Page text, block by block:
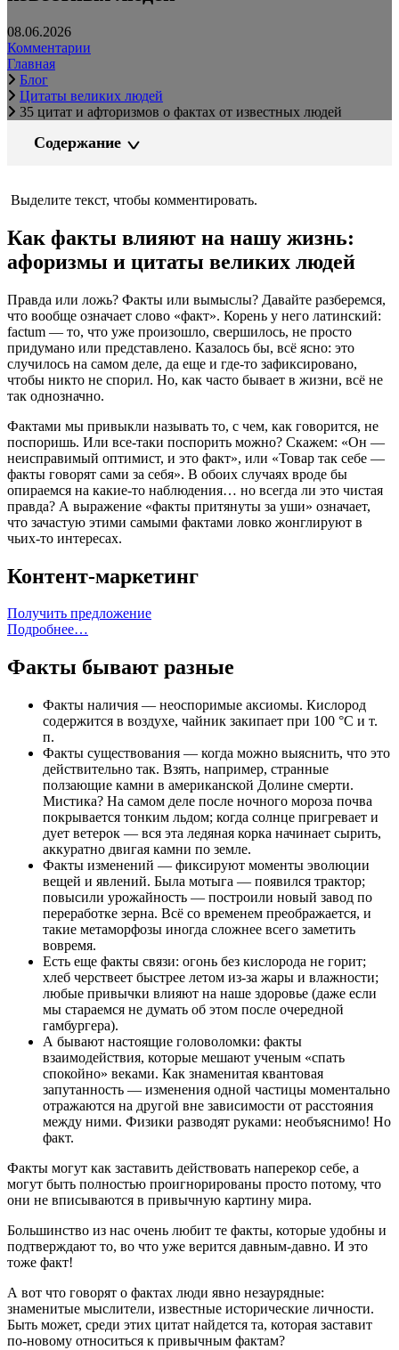
08.06.2026
Комментарии
Главная
Блог
Цитаты великих людей
35 цитат и афторизмов о фактах от известных людей
Содержание
Выделите текст, чтобы комментировать.
Как факты влияют на нашу жизнь:
афоризмы и цитаты великих людей
Правда или ложь? Факты или вымыслы? Давайте разберемся,
что вообще означает слово «факт». Корень у него латинский:
factum — то, что уже произошло, свершилось, не просто
придумано или представлено. Казалось бы, всё ясно: это
случилось на самом деле, да еще и где-то зафиксировано,
чтобы никто не спорил. Но, как часто бывает в жизни, всё не
так однозначно.
Фактами мы привыкли называть то, с чем, как говорится, не
поспоришь. Или все-таки поспорить можно? Скажем: «Он —
неисправимый оптимист, и это факт», или «Товар так себе —
факты говорят сами за себя». В обоих случаях вроде бы
опираемся на какие-то наблюдения… но всегда ли это чистая
правда? А выражение «факты притянуты за уши» означает,
что зачастую этими самыми фактами ловко жонглируют в
чьих-то интересах.
Контент-маркетинг
Получить предложение
Подробнее…
Факты бывают разные
Факты наличия — неоспоримые аксиомы. Кислород
содержится в воздухе, чайник закипает при 100 °C и т.
п.
Факты существования — когда можно выяснить, что это
действительно так. Взять, например, странные
ползающие камни в американской Долине смерти.
Мистика? На самом деле после ночного мороза почва
покрывается тонким льдом; когда солнце пригревает и
дует ветерок — вся эта ледяная корка начинает сырить,
аккуратно двигая камни по земле.
Факты изменений — фиксируют моменты эволюции
вещей и явлений. Была мотыга — появился трактор;
повысили урожайность — построили новый завод по
переработке зерна. Всё со временем преображается, и
такие метаморфозы иногда сложнее всего заметить
вовремя.
Есть еще факты связи: огонь без кислорода не горит;
хлеб черствеет быстрее летом из-за жары и влажности;
любые привычки влияют на наше здоровье (даже если
мы стараемся не думать об этом после очередной
гамбургера).
А бывают настоящие головоломки: факты
взаимодействия, которые мешают ученым «спать
спокойно» веками. Как знаменитая квантовая
запутанность — изменения одной частицы моментально
отражаются на другой вне зависимости от расстояния
между ними. Физики разводят руками: необъяснимо! Но
факт.
Факты могут как заставить действовать наперекор себе, а
могут быть полностью проигнорированы просто потому, что
они не вписываются в привычную картину мира.
Большинство из нас очень любит те факты, которые удобны и
подтверждают то, во что уже верится давным-давно. И это
тоже факт!
А вот что говорят о фактах люди явно незаурядные:
знаменитые мыслители, известные исторические личности.
Быть может, среди этих цитат найдется та, которая заставит
по-новому относиться к привычным фактам?